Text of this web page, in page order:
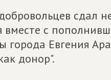
сдал
вместе с
города Евгения
донор".